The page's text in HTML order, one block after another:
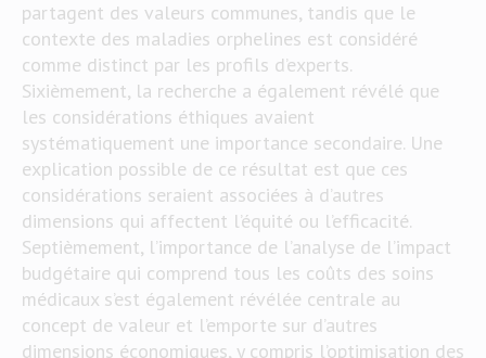
partagent des valeurs communes, tandis que le
contexte des maladies orphelines est considéré
comme distinct par les profils d’experts.
Sixièmement, la recherche a également révélé que
les considérations éthiques avaient
systématiquement une importance secondaire. Une
explication possible de ce résultat est que ces
considérations seraient associées à d’autres
dimensions qui affectent l’équité ou l’efficacité.
Septièmement, l’importance de l’analyse de l’impact
budgétaire qui comprend tous les coûts des soins
médicaux s’est également révélée centrale au
concept de valeur et l’emporte sur d’autres
dimensions économiques, y compris l’optimisation des